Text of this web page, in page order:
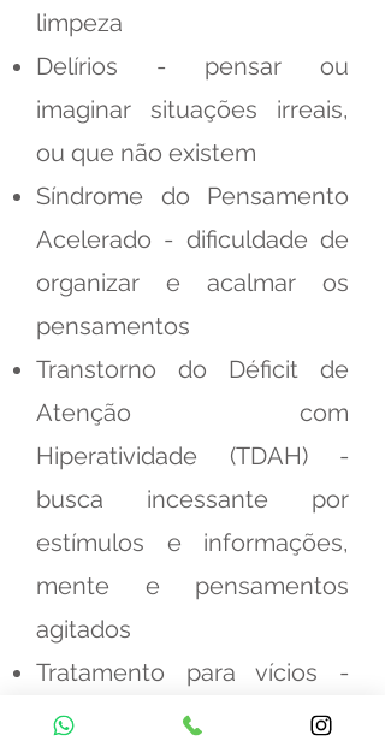
limpeza
Delírios - pensar ou
imaginar situações irreais,
ou que não existem
Síndrome do Pensamento
Acelerado - dificuldade de
organizar e acalmar os
pensamentos
Transtorno do Déficit de
Atenção com
Hiperatividade (TDAH) -
busca incessante por
estímulos e informações,
mente e pensamentos
agitados
Tratamento para vícios -
tabagismo ou fumo/cigarro,